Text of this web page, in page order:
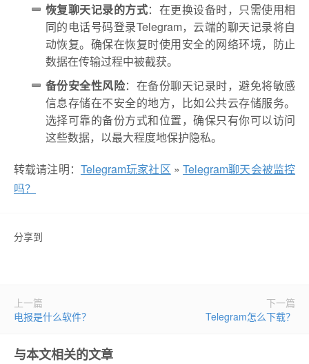
恢复聊天记录的方式：在更换设备时，只需使用相
同的电话号码登录Telegram，云端的聊天记录将自
动恢复。确保在恢复时使用安全的网络环境，防止
数据在传输过程中被截获。
备份安全性风险：在备份聊天记录时，避免将敏感
信息存储在不安全的地方，比如公共云存储服务。
选择可靠的备份方式和位置，确保只有你可以访问
这些数据，以最大程度地保护隐私。
转载请注明： Telegram玩家社区 »Telegram聊天会被监控
吗？
分享到
上一篇
电报是什么软件？
下一篇
Telegram怎么下载？
与本文相关的文章